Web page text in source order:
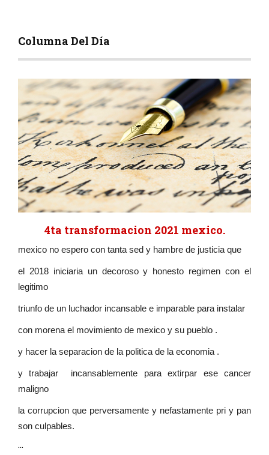
Columna Del Día
4ta transformacion 2021 mexico.
mexico no espero con tanta sed y hambre de justicia que
el 2018 iniciaria un decoroso y honesto regimen con el
legitimo
triunfo de un luchador incansable e imparable para instalar
con morena el movimiento de mexico y su pueblo .
y hacer la separacion de la politica de la economia .
y trabajar incansablemente para extirpar ese cancer
maligno
la corrupcion que perversamente y nefastamente pri y pan
son culpables.
...